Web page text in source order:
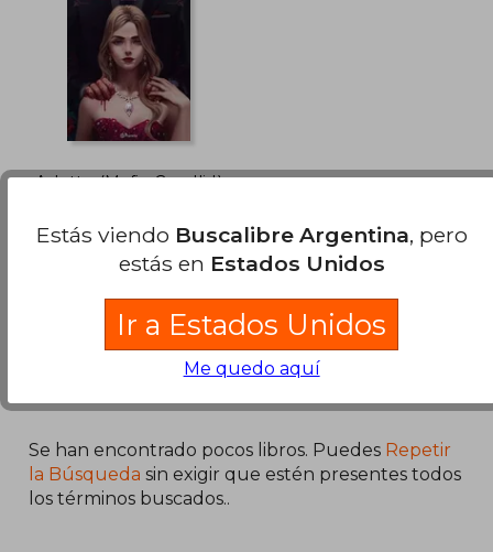
50%
dcto. $ 44.286
Arlette (Mafia Cavalli I)
Arroyo, Oscary
Planeta, 2025, Tapa
Se han encontrado pocos libros. Puedes Repetir
la Búsqueda sin exigir que estén presentes todos
los términos buscados..
Estás viendo Buscalibre Argentina, pero
estás en Estados Unidos
Ir a Estados Unidos
Me quedo aquí